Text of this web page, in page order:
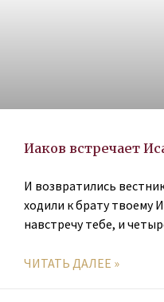
Иаков встречает
И возвратились
ходили к брату твоему
навстречу тебе, и
ЧИТАТЬ ДАЛЕЕ »